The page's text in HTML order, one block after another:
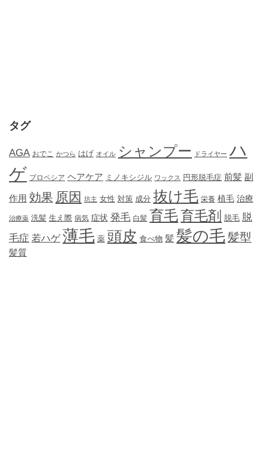
タグ
AGA おでこ かつら はげ オイル シャンプー ドライヤー ハ
ゲ プロペシア ヘアケア ミノキシジル ワックス 円形脱毛症 前髪 副
作用 効果 原因 坊主 女性 対策 成分 抜け毛 栄養 植毛 治療
治療薬 洗髪 生え際 病気 症状 発毛 白髪 育毛育毛剤 脱毛 脱
毛症 若ハゲ 薄毛 薬 頭皮 食べ物 髪 髪の毛髪型
髪質